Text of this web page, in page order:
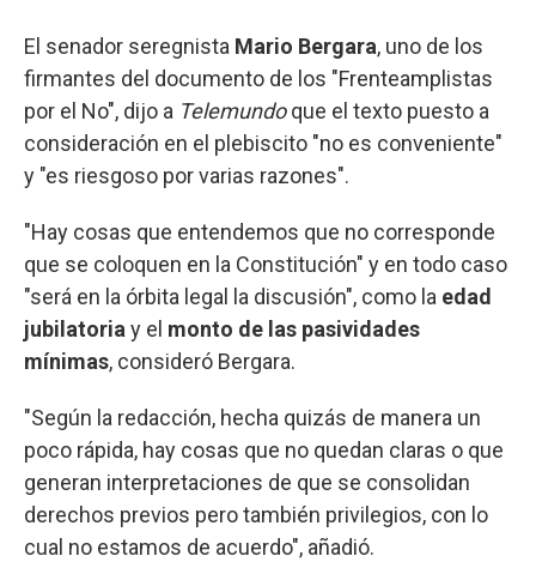
El senador seregnista Mario Bergara, uno de los
firmantes del documento de los "Frenteamplistas
por el No", dijo a Telemundoque el texto puesto a
consideración en el plebiscito "no es conveniente"
y "es riesgoso por varias razones".
"Hay cosas que entendemos que no corresponde
que se coloquen en la Constitución" y en todo caso
"será en la órbita legal la discusión", como la edad
jubilatoria y el monto de las pasividades
mínimas, consideró Bergara.
"Según la redacción, hecha quizás de manera un
poco rápida, hay cosas que no quedan claras o que
generan interpretaciones de que se consolidan
derechos previos pero también privilegios, con lo
cual no estamos de acuerdo", añadió.